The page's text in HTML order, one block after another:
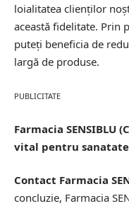
loialitatea clienților
această fidelitate. Prin
puteți beneficia de
largă de produse.
PUBLICITATE
Farmacia SENSIBLU
vital pentru
Contact Farmacia
concluzie, Farmacia